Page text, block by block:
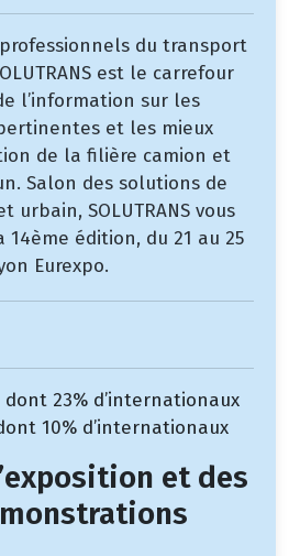
du transport
est le carrefour
l’information sur les
et les mieux
de la filière camion et
Salon des solutions de
SOLUTRANS vous
édition, du 21 au 25
Eurexpo.
23% d’internationaux
10% d’internationaux
et des